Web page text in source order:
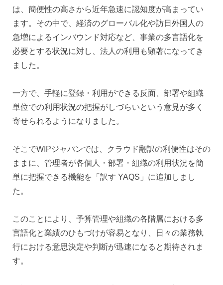
は、簡便性の高さから近年急速に認知度が高まってい
ます。その中で、経済のグローバル化や訪日外国人の
急増によるインバウンド対応など、事業の多言語化を
必要とする状況に対し、法人の利用も顕著になってき
ました。
一方で、手軽に登録・利用ができる反面、部署や組織
単位での利用状況の把握がしづらいという意見が多く
寄せられるようになりました。
そこでWIPジャパンでは、クラウド翻訳の利便性はその
ままに、管理者が各個人・部署・組織の利用状況を簡
単に把握できる機能を「訳す YAQS」に追加しまし
た。
このことにより、予算管理や組織の各階層における多
言語化と業績のひもづけが容易となり、日々の業務執
行における意思決定や判断が迅速になると期待されま
す。